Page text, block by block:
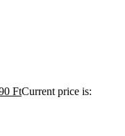
FtCurrent price is: